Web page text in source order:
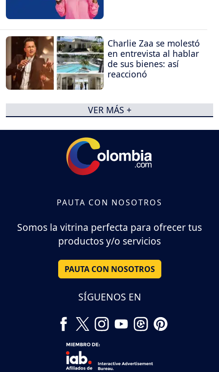
Charlie Zaa se molestó
en entrevista al hablar
de sus bienes: así
reaccionó
VER MÁS +
PAUTA CON NOSOTROS
Somos la vitrina perfecta para ofrecer tus
productos y/o servicios
PAUTA CON NOSOTROS
SÍGUENOS EN